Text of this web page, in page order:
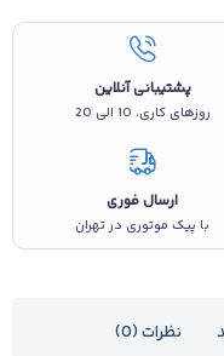
پشتیبانی آنلاین
روزهای کاری، 10 الی 20
ارسال فوری
با پیک موتوری در تهران
نظرات (0)